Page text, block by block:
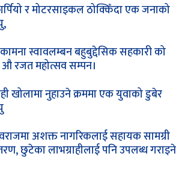
र मोटरसाइकल ठोक्किँदा एक जनाको
स्वावलम्बन बहुबुद्देसिक सहकारी को
रजत महोत्सव सम्पन।
खोलामा नुहाउने क्रममा एक युवाको डुबेर
अशक्त नागरिकलाई सहायक सामग्री
छुटेका लाभग्राहीलाई पनि उपलब्ध गराइने